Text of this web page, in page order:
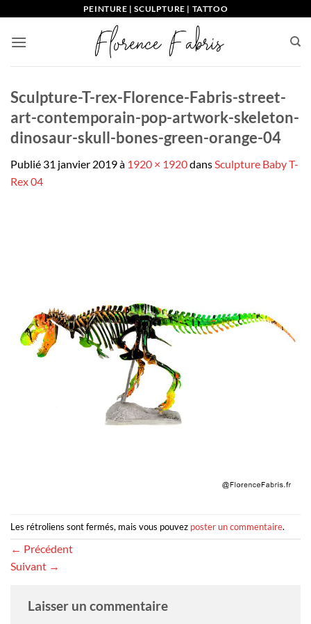
contenu
PEINTURE | SCULPTURE | TATTOO
Sculpture-T-rex-Florence-Fabris-street-
art-contemporain-pop-artwork-skeleton-
dinosaur-skull-bones-green-orange-04
Publié 31 janvier 2019à 1920 × 1920dansSculpture Baby T-
Rex 04
Les rétroliens sont fermés, mais vous pouvez poster un commentaire.
← Précédent
Suivant →
Laisser un commentaire